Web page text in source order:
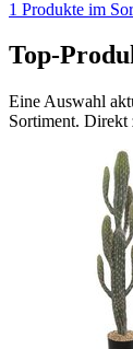
1 Produkte im
Top-
Eine Auswahl
Sortiment. Direkt